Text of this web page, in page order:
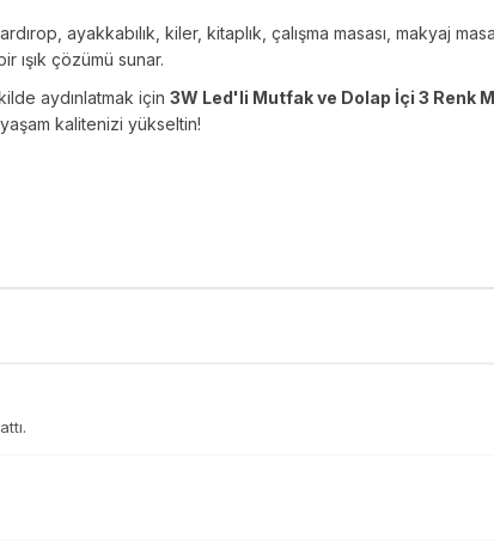
ayakkabılık, kiler, kitaplık, çalışma masası, makyaj
ışık çözümü sunar.
aydınlatmak için 3W Led'li Mutfak ve Dolap İçi 3 Renk
kalitenizi yükseltin!